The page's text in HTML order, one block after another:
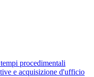
procedimentali
e acquisizione d'ufficio